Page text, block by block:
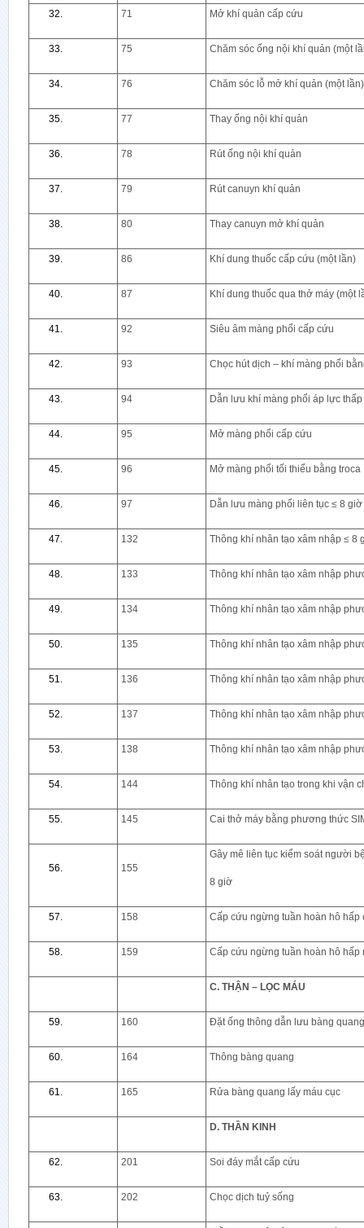
71 Mở khí quản cấp cứu
75 Chăm sóc ống nội khí quản (một
76 Chăm sóc lỗ mở khí quản (một lần)
77 Thay ống nội khí quản
78 Rút ống nội khí quản
79 Rút canuyn khí quản
80 Thay canuyn mở khí quản
86 Khí dung thuốc cấp cứu (một lần)
87 Khí dung thuốc qua thở máy (một
92 Siêu âm màng phổi cấp cứu
93 Chọc hút dịch – khí màng phổi
94 Dẫn lưu khí màng phổi áp lực
95 Mở màng phổi cấp cứu
96 Mở màng phổi tối thiểu bằng troca
97 Dẫn lưu màng phổi liên tục ≤ 8 giờ
132 Thông khí nhân tạo xâm nhập ≤ 8
133 Thông khí nhân tạo xâm nhập
134 Thông khí nhân tạo xâm nhập
135 Thông khí nhân tạo xâm nhập
136 Thông khí nhân tạo xâm nhập
137 Thông khí nhân tạo xâm nhập
138 Thông khí nhân tạo xâm nhập
144 Thông khí nhân tạo trong khi vận
145 Cai thở máy bằng phương thức
155
Gây mê liên tục kiểm soát người
8 giờ
158 Cấp cứu ngừng tuần hoàn hô hấp
159 Cấp cứu ngừng tuần hoàn hô hấp
C. THẬN – LỌC MÁU
160 Đặt ống thông dẫn lưu bàng quang
164 Thông bàng quang
165 Rửa bàng quang lấy máu cục
D. THẦN KINH
201 Soi đáy mắt cấp cứu
202 Chọc dịch tuỷ sống